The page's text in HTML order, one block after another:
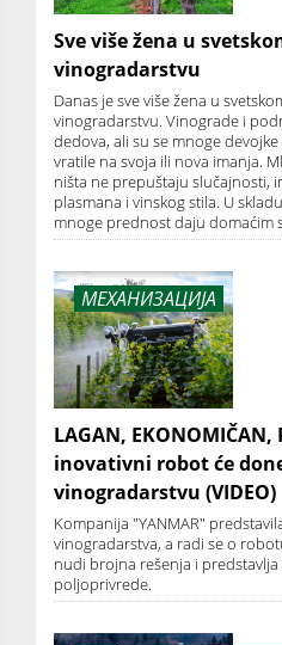
Sve više žena u
vinogradarstvu
Danas je sve više žena u
vinogradarstvu. Vinograde i
dedova, ali su se mnoge
vratile na svoja ili nova imanja.
ništa ne prepuštaju slučajnosti,
plasmana i vinskog stila. U
mnoge prednost daju domaćim
МЕХАНИЗАЦИЈА
LAGAN, EKONOMIČAN,
inovativni robot će
vinogradarstvu (VIDEO)
Kompanija "YANMAR"
vinogradarstva, a radi se o
nudi brojna rešenja i
poljoprivrede.